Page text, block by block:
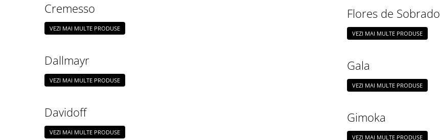
Cremesso
VEZI MAI MULTE PRODUSE
Dallmayr
VEZI MAI MULTE PRODUSE
Davidoff
VEZI MAI MULTE PRODUSE
Flores de Sobrado
VEZI MAI MULTE PRODUSE
Gala
VEZI MAI MULTE PRODUSE
Gimoka
VEZI MAI MULTE PRODUSE